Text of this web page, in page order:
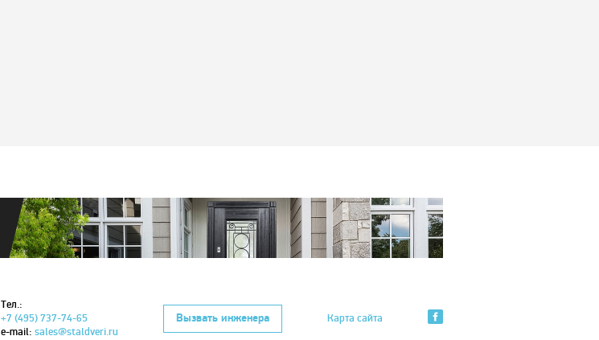
Тел.:
+7 (495) 737-74-65
e-mail: sales@staldveri.ru
Вызвать инженера Карта сайта